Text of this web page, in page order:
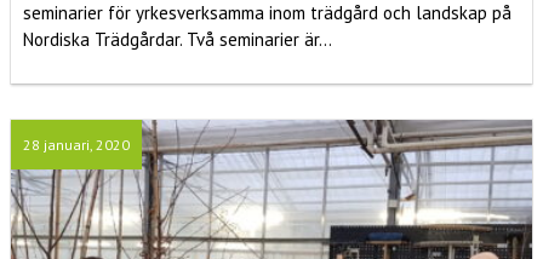
seminarier för yrkesverksamma inom trädgård och landskap på
Nordiska Trädgårdar. Två seminarier är...
28 januari, 2020